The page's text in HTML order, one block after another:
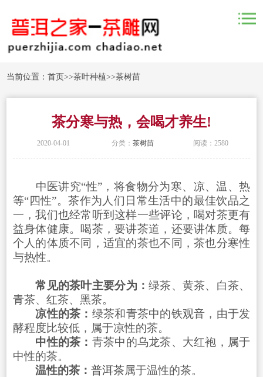
当前位置：首页>>茶叶种植>>茶树苗
茶分寒与热，会喝才养生!
2020-04-01 分类： 茶树苗 阅读：2580
中医讲究“性”，将食物分为寒、凉、温、热
等“四性”。茶作为人们日常生活中的最佳饮品之
一，我们也经常听到这样一些评论，喝对茶更有
益身体健康。喝茶，要讲茶道，还要讲体质。每
个人的体质不同，适宜的茶也不同，茶也分寒性
与热性。
常见的茶叶主要分为：绿茶、黄茶、白茶、
青茶、红茶、黑茶。
凉性的茶： 绿茶和青茶中的铁观音，由于发
酵程度比较低，属于凉性的茶。
中性的茶： 青茶中的乌龙茶、大红袍，属于
中性的茶。
温性的茶： 普洱茶属于温性的茶。